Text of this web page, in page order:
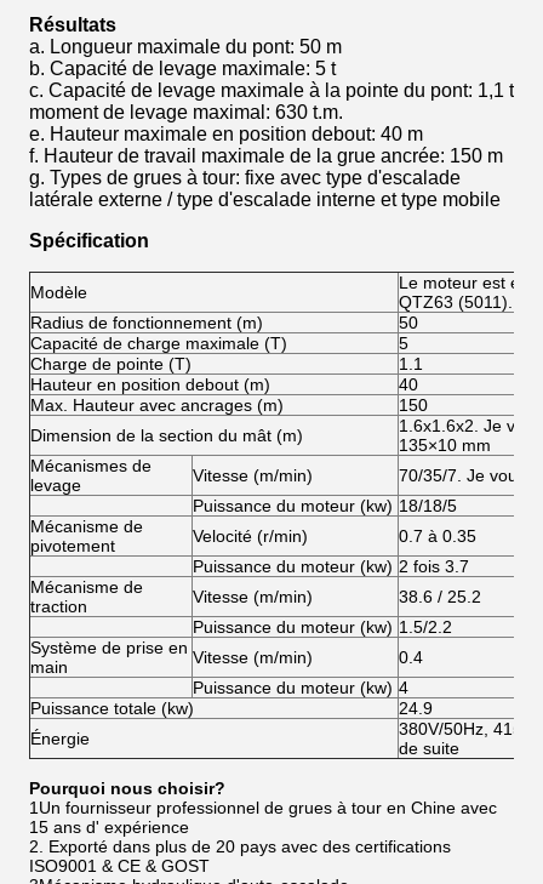
Résultats
a. Longueur maximale du pont: 50 m
b. Capacité de levage maximale: 5 t
c. Capacité de levage maximale à la pointe du pont: 1,1 t
moment de levage maximal: 630 t.m.
e. Hauteur maximale en position debout: 40 m
f. Hauteur de travail maximale de la grue ancrée: 150 m
g. Types de grues à tour: fixe avec type d'escalade
latérale externe / type d'escalade interne et type mobile
Spécification
Modèle
Le moteur est
QTZ63 (5011).
Radius de fonctionnement (m)
50
Capacité de charge maximale (T)
5
Charge de pointe (T)
1.1
Hauteur en position debout (m)
40
Max. Hauteur avec ancrages (m)
150
Dimension de la section du mât (m)
1.6x1.6x2. Je
135×10 mm
Mécanismes de
levage
Vitesse (m/min)
70/35/7. Je vous
Puissance du moteur (kw) 18/18/5
Mécanisme de
pivotement
Velocité (r/min)
0.7 à 0.35
Puissance du moteur (kw) 2 fois 3.7
Mécanisme de
traction
Vitesse (m/min)
38.6 / 25.2
Puissance du moteur (kw) 1.5/2.2
Système de prise en
main
Vitesse (m/min)
0.4
Puissance du moteur (kw) 4
Puissance totale (kw)
24.9
Énergie
380V/50Hz, 415/
de suite
Pourquoi nous choisir?
1Un fournisseur professionnel de grues à tour en Chine avec
15 ans d' expérience
2. Exporté dans plus de 20 pays avec des certifications
ISO9001 & CE & GOST